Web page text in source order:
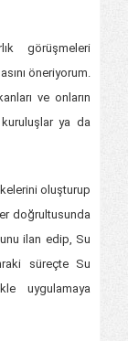
görüşmeleri
öneriyorum.
ve onların
ya da
oluşturup
doğrultusunda
ilan edip, Su
süreçte Su
uygulamaya